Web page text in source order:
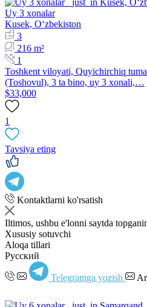
Uy 3 xonalar
Kusek, Oʻzbekiston
3
216 m²
1
Toshkent viloyati, Quyichirchiq
(Toshovul), 3 ta bino, uy 3 xonali,…
$33,000
1
Tavsiya eting
Kontaktlarni ko'rsatish
Iltimos, ushbu e'lonni saytda
Xususiy sotuvchi
Aloqa tillari
Русский
Telegramga yozish